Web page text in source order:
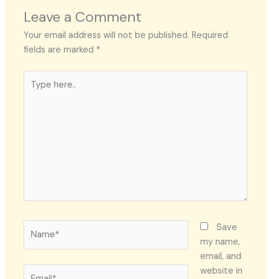
Leave a Comment
Your email address will not be published. Required
fields are marked *
here..
Save
my name,
email, and
website in